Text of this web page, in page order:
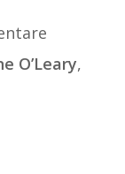
O’Leary,